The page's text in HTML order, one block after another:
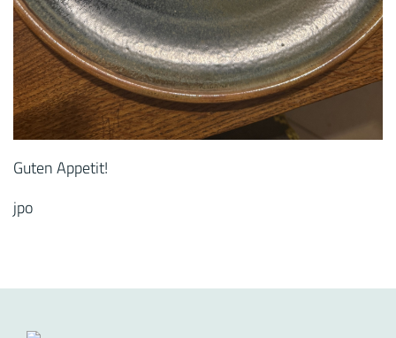
Guten Appetit!
jpo